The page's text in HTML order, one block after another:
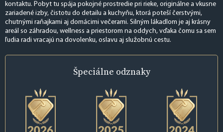
kontaktu. Pobyt tu spája pokojné prostredie pri rieke, originálne a vkusne
zariadené izby, čistotu do detailu a kuchyňu, ktorá poteší čerstvými,
chutnými raňajkami aj domácimi večerami. Silným lákadlom je aj krásny
areál so záhradou, wellness a priestorom na oddych, vďaka čomu sa sem
ľudia radi vracajú na dovolenku, oslavu aj služobnú cestu.
Špeciálne odznaky